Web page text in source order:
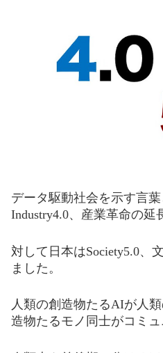
データ駆動社会を示す言
Industry4.0、産業革命の延
対 して 日本はSociety5.0、
ました。
人類の創造物た るAIが人
造物たるモノ同士がコミュ